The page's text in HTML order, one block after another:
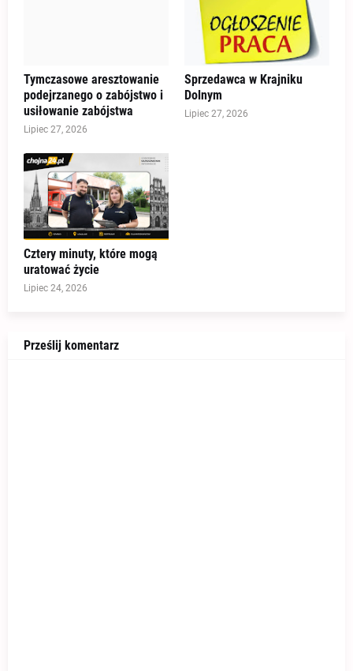
Tymczasowe aresztowanie
podejrzanego o zabójstwo i
usiłowanie zabójstwa
Lipiec 27, 2026
Sprzedawca w Krajniku
Dolnym
Lipiec 27, 2026
Cztery minuty, które mogą
uratować życie
Lipiec 24, 2026
Prześlij komentarz